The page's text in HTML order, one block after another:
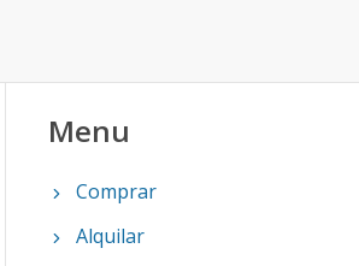
Menu
Comprar
Alquilar